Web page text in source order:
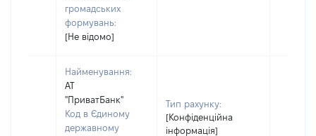
громадських
формувань:
[Не відомо]
Найменування:
АТ
"ПриватБанк"
Код в Єдиному
державному
Тип рахунку:
[Конфіденційна
інформація]